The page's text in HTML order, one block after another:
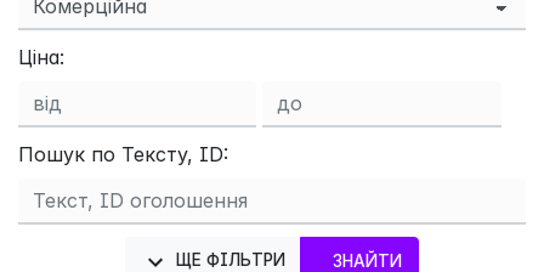
Ціна:
Пошук по Тексту, ID:
ЩЕ ФІЛЬТРИ ЗНАЙТИ